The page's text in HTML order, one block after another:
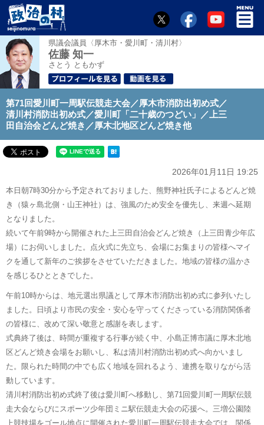
県議会議員〈厚木市・愛川町・清川村〉
佐藤 知一
さとう ともかず
第71回愛川町一周駅伝競走大会／厚木市消防出初め式／
清川村消防出初め式／愛川町「二十歳のつどい」／上三
田自治会どんど焼き／厚木北地区どんど焼き他
2026年01月11日 19:25
本日朝7時30分から予定されておりました、熊野神社氏子によるどんど焼
き（猿ヶ島北側・山王神社）は、強風のため安全を優先し、来週へ延期
となりました。
続いて午前9時から開催された上三田自治会どんど焼き（上三田青少年広
場）にお伺いしました。点火式に先立ち、会場にお集まりの皆様へマイ
クを通して新年のご挨拶をさせていただきました。地域の皆様の温かさ
を感じるひとときでした。
午前10時からは、地元選出県議として厚木市消防出初め式に参列いたし
ました。日頃より市民の安全・安心を守ってくださっている消防関係者
の皆様に、改めて深い敬意と感謝を表します。
式典終了後は、時間が重複する行事が続く中、小島正博市議に厚木北地
区どんど焼き会場をお願いし、私は清川村消防出初め式へ向かいまし
た。限られた時間の中でも広く地域を回れるよう、連携を取りながら活
動しています。
清川村消防出初め式終了後は愛川町へ移動し、第71回愛川町一周駅伝競
走大会ならびにスポーツ少年団ミニ駅伝競走大会の応援へ。三増公園陸
上競技場をゴール地点に開催された愛川町一周駅伝競走大会では、関係